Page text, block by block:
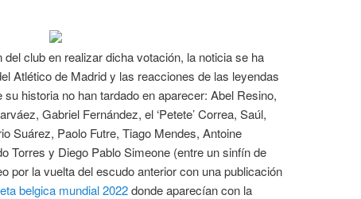
club en realizar dicha votación, la noticia se ha
Atlético de Madrid y las reacciones de las leyendas
historia no han tardado en aparecer: Abel Resino,
Gabriel Fernández, el ‘Petete’ Correa, Saúl,
Suárez, Paolo Futre, Tiago Mendes, Antoine
Torres y Diego Pablo Simeone (entre un sinfín de
por la vuelta del escudo anterior con una publicación
belgica mundial 2022donde aparecían con la